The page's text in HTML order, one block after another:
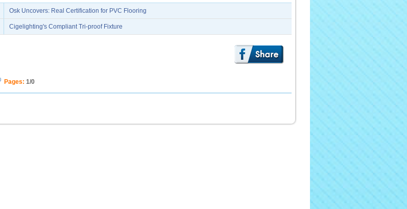
Osk Uncovers: Real Certification for PVC Flooring
Cigelighting's Compliant Tri-proof Fixture
Pages: 1/0